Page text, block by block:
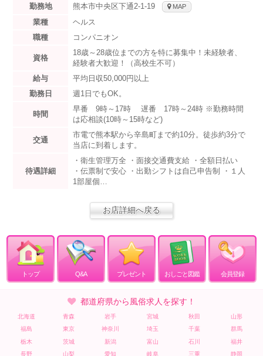
勤務地
熊本市中央区下通2-1-19 MAP
業種
ヘルス
職種
コンパニオン
資格
18歳～28歳位までの方を特に募集中！未経験者、
経験者大歓迎！（高校生不可）
給与
平均日収50,000円以上
勤務日
週1日でもOK。
時間
早番 9時～17時 遅番 17時～24時 ※勤務時間
は応相談(10時～15時など)
交通
市電で熊本駅から辛島町まで約10分。徒歩約3分で
当店に到着します。
待遇詳細
・衛生管理万全 ・面接交通費支給 ・全額日払い
・伝票制で安心 ・出勤シフトは自己申告制 ・１人
1部屋個…
お店詳細へ戻る
トップ Q&A プレゼント おしごと図鑑 会員登録
都道府県から風俗求人を探す！
北海道 青森 岩手 宮城 秋田
山形
福島
東京 神奈川 埼玉 千葉
群馬
栃木
茨城 新潟 富山 石川
福井
長野
山梨 愛知 岐阜 三重 静岡